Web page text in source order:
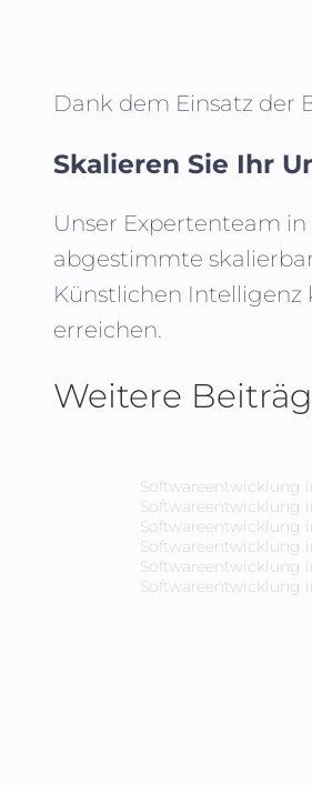
Dank dem Einsatz der
Skalieren Sie Ihr
Unser Expertenteam in
abgestimmte
Künstlichen Intelligenz
erreichen.
Weitere
Softwareentwicklung
Softwareentwicklung
Softwareentwicklung
Softwareentwicklung
Softwareentwicklung
Softwareentwicklung